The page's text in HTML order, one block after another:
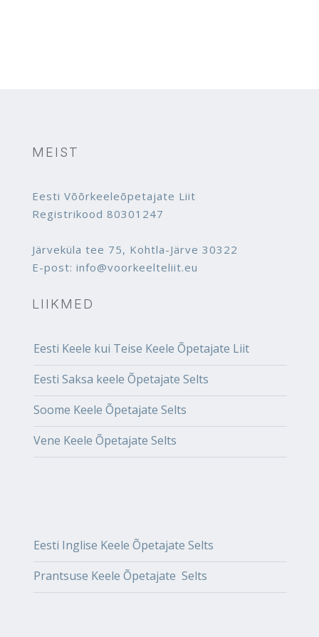
MEIST
Eesti Võõrkeeleõpetajate Liit
Registrikood 80301247
Järveküla tee 75, Kohtla-Järve 30322
E-post: info@voorkeelteliit.eu
LIIKMED
Eesti Keele kui Teise Keele Õpetajate Liit
Eesti Saksa keele Õpetajate Selts
Soome Keele Õpetajate Selts
Vene Keele Õpetajate Selts
Eesti Inglise Keele Õpetajate Selts
Prantsuse Keele Õpetajate Selts